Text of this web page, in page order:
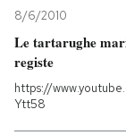
CALENDARIO
AREA
8/6/2010
Le tartarughe
registe
https://
Ytt58